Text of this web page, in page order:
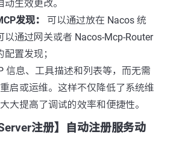
动生效更改。
发现：
可以通过放在 Nacos 统
以通过网关或者 Nacos-Mcp-Router
置发现；
信息、工具描述和列表等，而无需
启或运维。这样不仅降低了系统维
大提高了调试的效率和便捷性。
注册】自动注册服务动